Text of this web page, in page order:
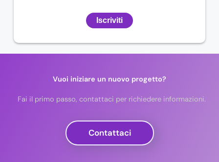
Vuoi iniziare un nuovo progetto?
Fai il primo passo, contattaci per richiedere informazioni.
Contattaci